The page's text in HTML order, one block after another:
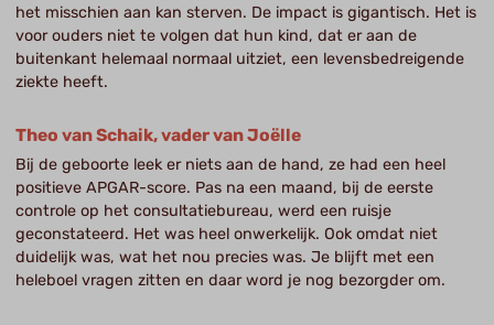
het misschien aan kan sterven. De impact is gigantisch. Het is
voor ouders niet te volgen dat hun kind, dat er aan de
buitenkant helemaal normaal uitziet, een levensbedreigende
ziekte heeft.
Theo van Schaik, vader van Joëlle
Bij de geboorte leek er niets aan de hand, ze had een heel
positieve APGAR-score. Pas na een maand, bij de eerste
controle op het consultatiebureau, werd een ruisje
geconstateerd. Het was heel onwerkelijk. Ook omdat niet
duidelijk was, wat het nou precies was. Je blijft met een
heleboel vragen zitten en daar word je nog bezorgder om.